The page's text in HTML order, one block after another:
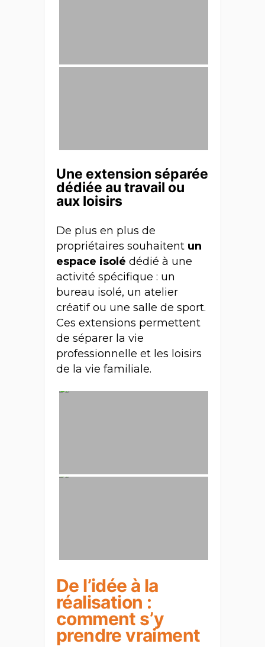
Une extension séparée
dédiée au travail ou
aux loisirs
De plus en plus de
propriétaires souhaitent un
espace isolé dédié à une
activité spécifique : un
bureau isolé, un atelier
créatif ou une salle de sport.
Ces extensions permettent
de séparer la vie
professionnelle et les loisirs
de la vie familiale.
De l’idée à la
réalisation :
comment s’y
prendre vraiment